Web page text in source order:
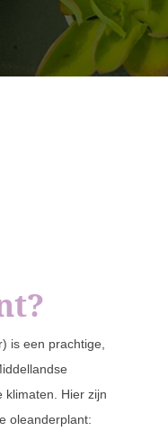
is een prachtige,
klimaten. Hier zijn
oleanderplant: